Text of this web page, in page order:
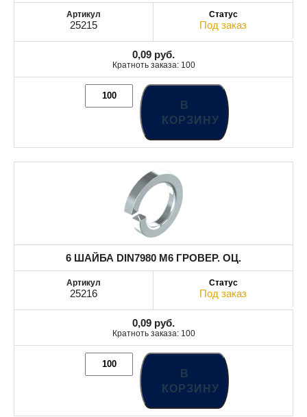
25215 Под заказ
0,09 руб.
Кратноть заказа: 100
В
КОРЗИНУ
6 ШАЙБА DIN7980 М6 ГРОВЕР. ОЦ.
25216 Под заказ
0,09 руб.
Кратноть заказа: 100
В
КОРЗИНУ